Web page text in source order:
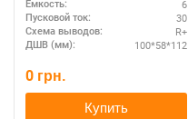
Ёмкость: 6
Пусковой ток: 30
Схема выводов: R+
ДШВ (мм): 100*58*112
0 грн.
Купить